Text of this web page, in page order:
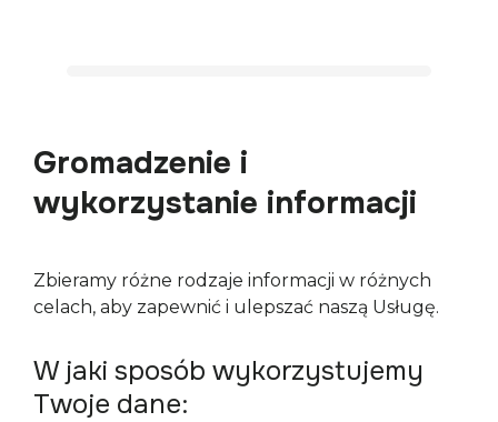
Gromadzenie i
wykorzystanie informacji
Zbieramy różne rodzaje informacji w różnych
celach, aby zapewnić i ulepszać naszą Usługę.
W jaki sposób wykorzystujemy
Twoje dane: